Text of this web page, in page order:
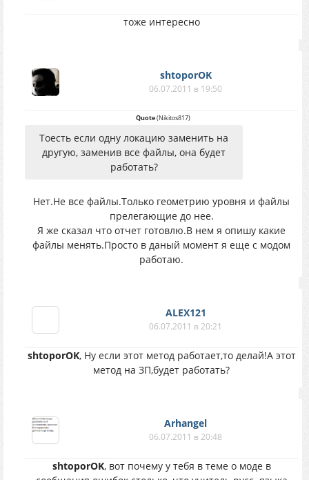
тоже интересно
shtoporOK
06.07.2011 в 19:50
Quote(Nikitos817)
Тоесть если одну локацию заменить на
другую, заменив все файлы, она будет
работать?
Нет.Не все файлы.Только геометрию уровня и файлы
прелегающие до нее.
Я же сказал что отчет готовлю.В нем я опишу какие
файлы менять.Просто в даный момент я еще с модом
работаю.
ALEX121
06.07.2011 в 20:21
shtoporOK, Ну если этот метод работает,то делай!А этот
метод на ЗП,будет работать?
Arhangel
06.07.2011 в 20:48
shtoporOK, вот почему у тебя в теме о моде в